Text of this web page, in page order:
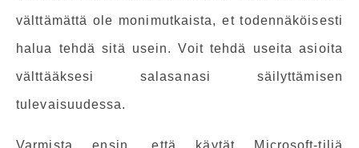
välttämättä ole monimutkaista, et todennäköisesti
halua tehdä sitä usein. Voit tehdä useita asioita
välttääksesi salasanasi säilyttämisen
tulevaisuudessa.
Varmista ensin, että käytät Microsoft-tiliä